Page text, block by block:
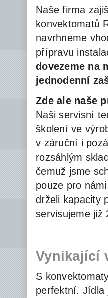
Naše firma
konvektomatů
navrhneme
přípravu
dovezeme na
jednodenní
Zde ale naše
Naši servisní
školení ve
v záruční i
rozsáhlým
čemuž jsme
pouze pro
drželi kapacity
servisujeme již
Vynikající
S
perfektní. Jídla